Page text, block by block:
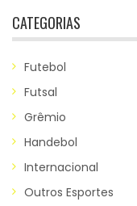
CATEGORIAS
Futebol
Futsal
Grêmio
Handebol
Internacional
Outros Esportes